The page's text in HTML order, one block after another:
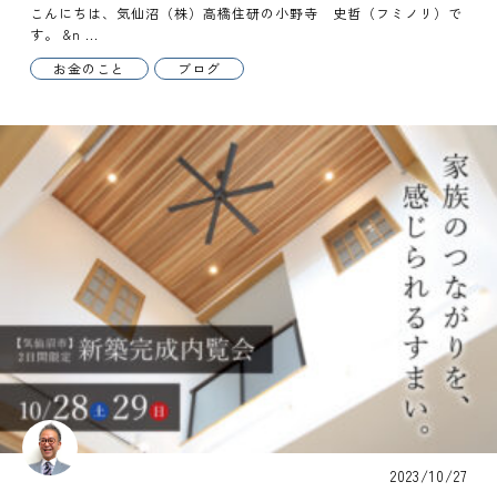
こんにちは、気仙沼（株）高橋住研の小野寺 史哲（フミノリ）で
す。 &n ...
お金のこと
ブログ
2023/10/27